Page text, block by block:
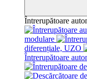
Întrerupătoare
modulare
diferențiale, UZO
Întrerupătoare